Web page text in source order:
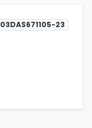
03DAS671105-23